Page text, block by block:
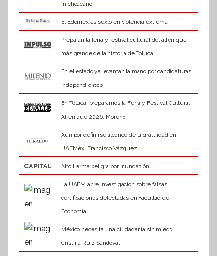
michoacano
El Edomex es sexto en violencia extrema
Preparan la feria y festival cultural del alfeñique
más grande de la historia de Toluca
En el estado ya levantan la mano por candidaturas
independientes
En Toluca, preparamos la Feria y Festival Cultural
Alfeñique 2026: Moreno
Aún por definirse alcance de la gratuidad en
UAEMéx: Francisco Vázquez
Alto Lerma peligra por inundación
La UAEM abre investigación sobre falsas
certificaciones detectadas en Facultad de
Economía
México necesita una ciudadanía sin miedo:
Cristina Ruiz Sandoval